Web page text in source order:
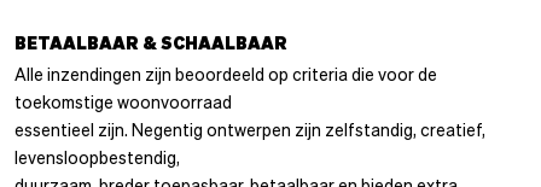
BETAALBAAR & SCHAALBAAR
Alle inzendingen zijn beoordeeld op criteria die voor de
toekomstige woonvoorraad
essentieel zijn. Negentig ontwerpen zijn zelfstandig, creatief,
levensloopbestendig,